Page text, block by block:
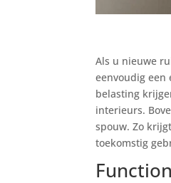
Als u nieuwe
eenvoudig
belasting
interieurs.
spouw. Zo
toekomstig